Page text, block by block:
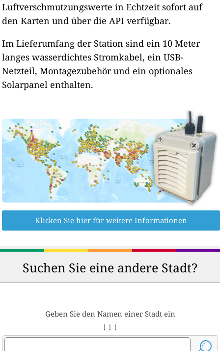
Luftverschmutzungswerte in Echtzeit sofort auf
den Karten und über die API verfügbar.
Im Lieferumfang der Station sind ein 10 Meter
langes wasserdichtes Stromkabel, ein USB-
Netzteil, Montagezubehör und ein optionales
Solarpanel enthalten.
Klicken Sie hier für weitere Informationen
Suchen Sie eine andere Stadt?
Geben Sie den Namen einer Stadt ein
↓ ↓ ↓